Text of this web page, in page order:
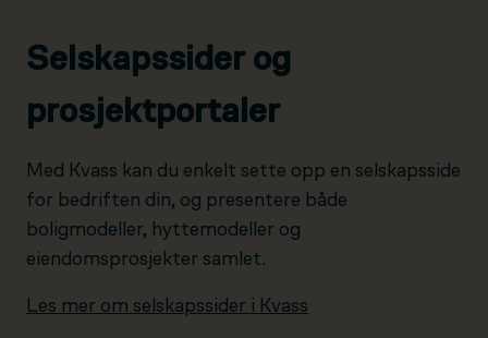
Selskapssider og
prosjektportaler
Med Kvass kan du enkelt sette opp en selskapsside
for bedriften din, og presentere både
boligmodeller, hyttemodeller og
eiendomsprosjekter samlet.
Les mer om selskapssider i Kvass